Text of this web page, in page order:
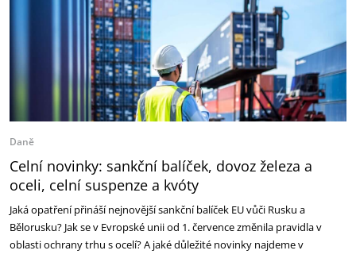
Daně
Celní novinky: sankční balíček, dovoz železa a
oceli, celní suspenze a kvóty
Jaká opatření přináší nejnovější sankční balíček EU vůči Rusku a
Bělorusku? Jak se v Evropské unii od 1. července změnila pravidla v
oblasti ochrany trhu s ocelí? A jaké důležité novinky najdeme v